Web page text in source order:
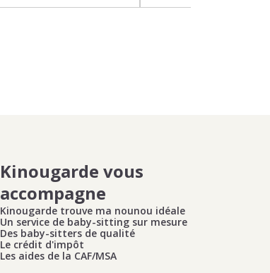
Kinougarde vous
accompagne
Kinougarde trouve ma nounou idéale
Un service de baby-sitting sur mesure
Des baby-sitters de qualité
Le crédit d'impôt
Les aides de la CAF/MSA